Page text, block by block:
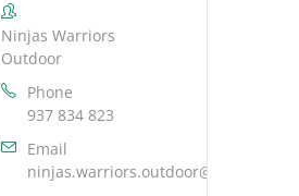
Ninjas Warriors
Outdoor
Phone
937 834 823
Email
ninjas.warriors.outdoor@gmail.com